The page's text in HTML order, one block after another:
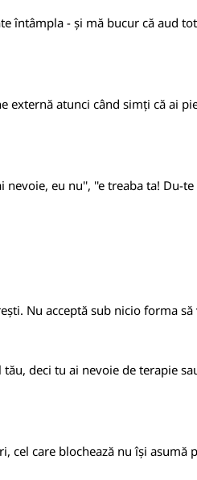
întâmpla - și mă bucur că aud
externă atunci când simți că ai
eu nu'', ''e treaba ta!
Nu acceptă sub nicio forma
deci tu ai nevoie de terapie
cel care blochează nu își